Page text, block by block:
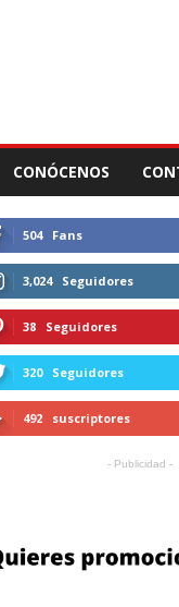
CONÓCENOS
504 Fans
3,024 Seguidores
38 Seguidores
320 Seguidores
492 suscriptores
- Publicidad -